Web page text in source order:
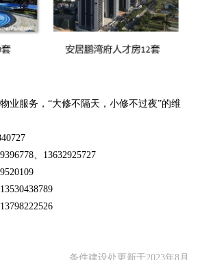
业服务，“大修不隔天，小修不过夜”的维
、13632925727
条件建设处更新于2023年8月